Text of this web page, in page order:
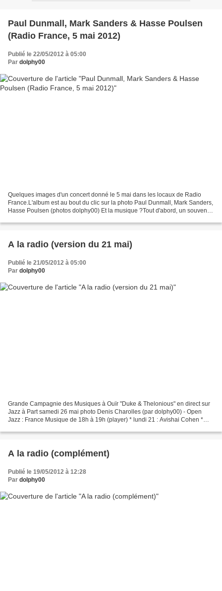
Paul Dunmall, Mark Sanders & Hasse Poulsen
(Radio France, 5 mai 2012)
Publié le 22/05/2012 à 05:00
Par dolphy00
Quelques images d'un concert donné le 5 mai dans les locaux de Radio
France.L'album est au bout du clic sur la photo Paul Dunmall, Mark Sanders,
Hasse Poulsen (photos dolphy00) Et la musique ?Tout d'abord, un souvenir
A la radio (version du 21 mai)
Publié le 21/05/2012 à 05:00
Par dolphy00
Grande Campagnie des Musiques à Ouïr "Duke & Thelonious" en direct sur
Jazz à Part samedi 26 mai photo Denis Charolles (par dolphy00) - Open
Jazz : France Musique de 18h à 19h (player) * lundi 21 : Avishai Cohen *
A la radio (complément)
Publié le 19/05/2012 à 12:28
Par dolphy00